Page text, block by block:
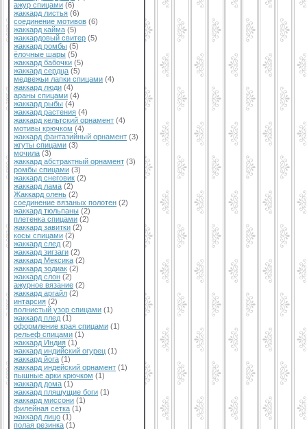
ажур спицами (6)
жаккард листья (6)
соединение мотивов (6)
жаккард кайма (5)
жаккардовый свитер (5)
жаккард ромбы (5)
ёлочные шары (5)
жаккард бабочки (5)
жаккард сердца (5)
медвежьи лапки спицами (4)
жаккард люди (4)
араны спицами (4)
жаккард рыбы (4)
жаккард растения (4)
жаккард кельтский орнамент (4)
мотивы крючком (4)
жаккард фантазийный орнамент (3)
жгуты спицами (3)
мочила (3)
жаккард абстрактный орнамент (3)
ромбы спицами (3)
жаккард снеговик (2)
жаккард лама (2)
Жаккард олень (2)
соединение вязаных полотен (2)
жаккард тюльпаны (2)
плетенка спицами (2)
жаккард завитки (2)
косы спицами (2)
жаккард след (2)
жаккард зигзаги (2)
жаккард Мексика (2)
жаккард зодиак (2)
жаккард слон (2)
ажурное вязание (2)
жаккард аргайл (2)
интарсия (2)
волнистый узор спицами (1)
жаккард плед (1)
оформление края спицами (1)
рельеф спицами (1)
жаккард Индия (1)
жаккард индийский огурец (1)
жаккард йога (1)
жаккард индейский орнамент (1)
пышные арки крючком (1)
жаккард дома (1)
жаккард пляшущие боги (1)
жаккард миссони (1)
филейная сетка (1)
жаккард лицо (1)
полая резинка (1)